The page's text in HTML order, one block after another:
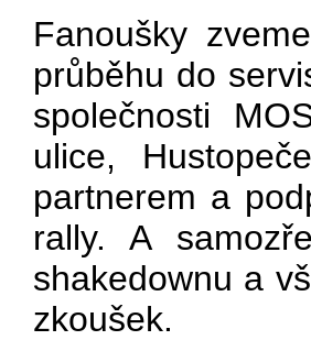
Fanoušky
průběhu do
společnosti
ulice,
partnerem a
rally. A
shakedownu a
zkoušek.